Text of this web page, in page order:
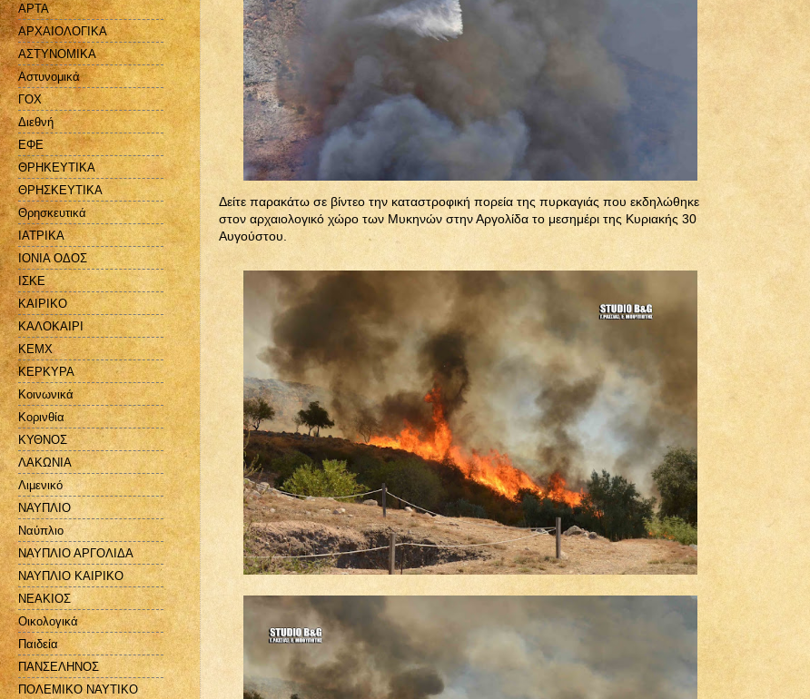
Δείτε παρακάτω σε βίντεο την καταστροφική πορεία της πυρκαγιάς που εκδηλώθηκε
στον αρχαιολογικό χώρο των Μυκηνών στην Αργολίδα το μεσημέρι της Κυριακής 30
Αυγούστου.
ΑΡΤΑ
ΑΡΧΑΙΟΛΟΓΙΚΑ
ΑΣΤΥΝΟΜΙΚΑ
Αστυνομικά
ΓΟΧ
Διεθνή
ΕΦΕ
ΘΡΗΚΕΥΤΙΚΑ
ΘΡΗΣΚΕΥΤΙΚΑ
Θρησκευτικά
ΙΑΤΡΙΚΑ
ΙΟΝΙΑ ΟΔΟΣ
ΙΣΚΕ
ΚΑΙΡΙΚΟ
ΚΑΛΟΚΑΙΡΙ
ΚΕΜΧ
ΚΕΡΚΥΡΑ
Κοινωνικά
Κορινθία
ΚΥΘΝΟΣ
ΛΑΚΩΝΙΑ
Λιμενικό
ΝΑΥΠΛΙΟ
Ναύπλιο
ΝΑΥΠΛΙΟ ΑΡΓΟΛΙΔΑ
ΝΑΥΠΛΙΟ ΚΑΙΡΙΚΟ
ΝΕΑΚΙΟΣ
Οικολογικά
Παιδεία
ΠΑΝΣΕΛΗΝΟΣ
ΠΟΛΕΜΙΚΟ ΝΑΥΤΙΚΟ